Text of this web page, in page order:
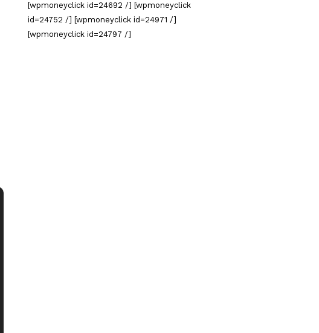
[wpmoneyclick id=24692 /] [wpmoneyclick
id=24752 /] [wpmoneyclick id=24971 /]
[wpmoneyclick id=24797 /]